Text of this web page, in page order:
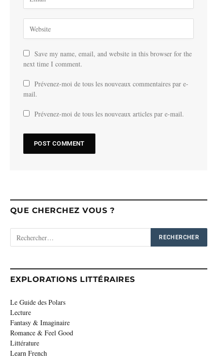
Save my name, email, and website in this browser for the
next time I comment.
Prévenez-moi de tous les nouveaux commentaires par e-
mail.
Prévenez-moi de tous les nouveaux articles par e-mail.
QUE CHERCHEZ VOUS ?
EXPLORATIONS LITTÉRAIRES
Le Guide des Polars
Lecture
Fantasy & Imaginaire
Romance & Feel Good
Littérature
Learn French